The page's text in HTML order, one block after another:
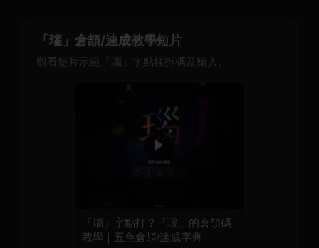
「瑙」倉頡/速成教學短片
觀看短片示範「瑙」字點樣拆碼及輸入。
▶
「瑙」字點打？「瑙」的倉頡碼
教學｜五色倉頡/速成字典